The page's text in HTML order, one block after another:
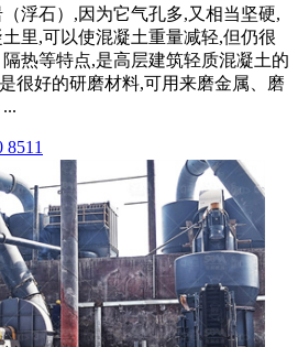
浮石）,因为它气孔多,又相当坚硬,
里,可以使混凝土重量减轻,但仍很
热等特点,是高层建筑轻质混凝土的
很好的研磨材料,可用来磨金属、磨
8511